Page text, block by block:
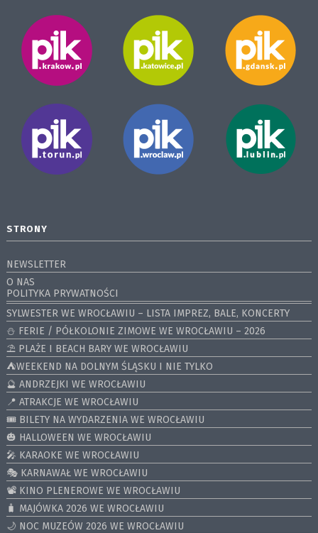
STRONY
NEWSLETTER
O NAS
POLITYKA PRYWATNOŚCI
SYLWESTER WE WROCŁAWIU – LISTA IMPREZ, BALE, KONCERTY
⛄️ FERIE / PÓŁKOLONIE ZIMOWE WE WROCŁAWIU – 2026
⛱️ PLAŻE I BEACH BARY WE WROCŁAWIU
⛺️WEEKEND NA DOLNYM ŚLĄSKU I NIE TYLKO
🔮 ANDRZEJKI WE WROCŁAWIU
📍 ATRAKCJE WE WROCŁAWIU
🎟️ BILETY NA WYDARZENIA WE WROCŁAWIU
🎃 HALLOWEEN WE WROCŁAWIU
🎤 KARAOKE WE WROCŁAWIU
🎭 KARNAWAŁ WE WROCŁAWIU
📽️ KINO PLENEROWE WE WROCŁAWIU
🧳 MAJÓWKA 2026 WE WROCŁAWIU
🌙 NOC MUZEÓW 2026 WE WROCŁAWIU